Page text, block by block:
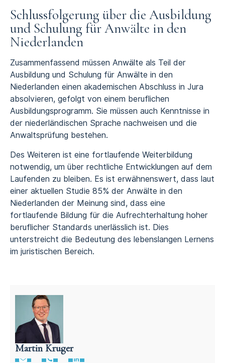
Schlussfolgerung über die Ausbildung
und Schulung für Anwälte in den
Niederlanden
Zusammenfassend müssen Anwälte als Teil der
Ausbildung und Schulung für Anwälte in den
Niederlanden einen akademischen Abschluss in Jura
absolvieren, gefolgt von einem beruflichen
Ausbildungsprogramm. Sie müssen auch Kenntnisse in
der niederländischen Sprache nachweisen und die
Anwaltsprüfung bestehen.
Des Weiteren ist eine fortlaufende Weiterbildung
notwendig, um über rechtliche Entwicklungen auf dem
Laufenden zu bleiben. Es ist erwähnenswert, dass laut
einer aktuellen Studie 85% der Anwälte in den
Niederlanden der Meinung sind, dass eine
fortlaufende Bildung für die Aufrechterhaltung hoher
beruflicher Standards unerlässlich ist. Dies
unterstreicht die Bedeutung des lebenslangen Lernens
im juristischen Bereich.
Martin Kruger
Deutschsprachiger Anwalt in den Niederlanden